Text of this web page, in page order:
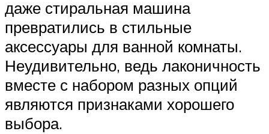
даже стиральная машина
превратились в стильные
аксессуары для ванной комнаты.
Неудивительно, ведь лаконичность
вместе с набором разных опций
являются признаками хорошего
выбора.